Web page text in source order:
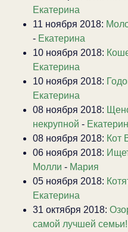
Екатерина
11 ноября 2018:
- Екатерина
10 ноября 2018:
Екатерина
10 ноября 2018:
Екатерина
08 ноября 2018:
некрупной -
08 ноября 2018: Кот
06 ноября 2018:
Молли - Мария
05 ноября 2018:
Екатерина
31 октября 2018:
самой лучшей семьи!